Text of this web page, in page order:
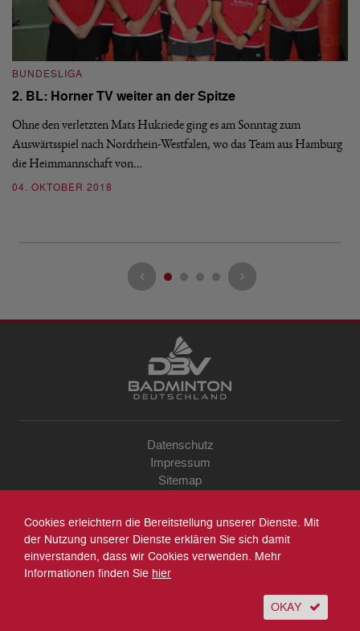
BUNDESLIGA
2. BL: Horner TV weiter an der Spitze
Ohne den verletzten Mats Hukriede ging es am Sonntag zum
Auswärtsspiel nach Nordrhein-Westfalen, wo das Team aus Hamburg
die Heimmannschaft von…
04. OKTOBER 2018
Datenschutz
Impressum
Sitemap
Archiv
Suche
Cookies erleichtern die Bereitstellung unserer Dienste. Mit
der Nutzung unserer Dienste erklären Sie sich damit
einverstanden, dass wir Cookies verwenden. Mehr
Informationen finden Sie hier
OKAY